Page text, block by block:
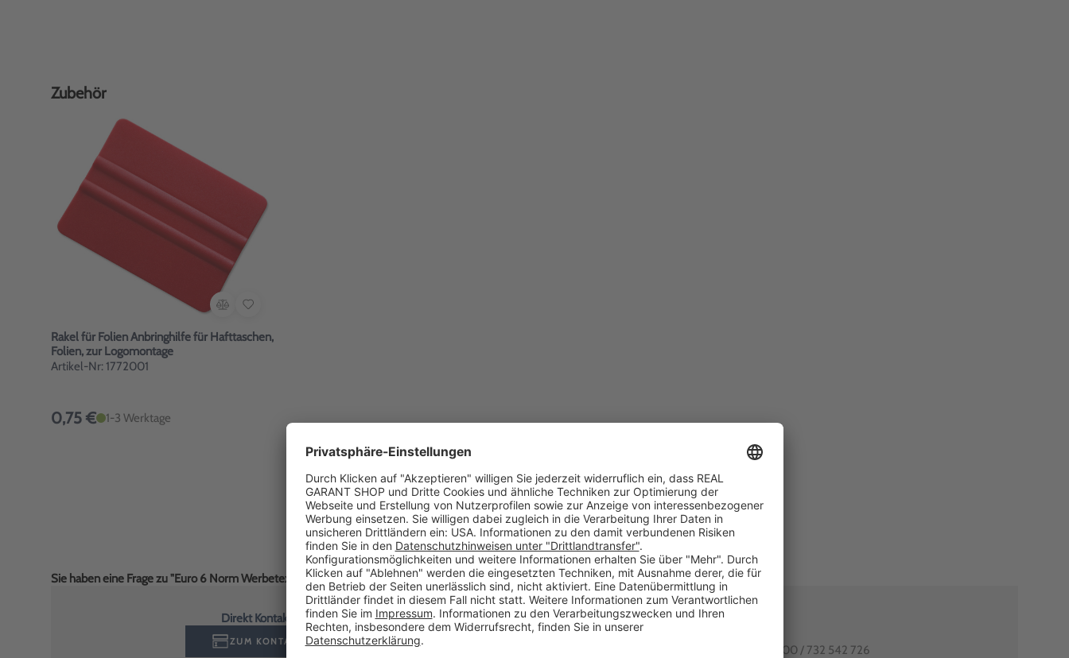
Zubehör
Rakel für Folien Anbringhilfe für Hafttaschen,
Folien, zur Logomontage
Artikel-Nr: 1772001
0,75 € 1-3 Werktage
Sie haben eine Frage zu "Euro 6 Norm Werbetext-Folie selbstklebend, von außen auf Glas klebend"? Wir haben die Antwort!
Direkt Kontakt aufnehmen
ZUM KONTAKTFORMULAR
Alternativ erreichen Sie uns
Telefon:+49 (0)7024 / 80991-0
Kostenfrei innerhalb Deutschlands: 0800 / 732 542 726